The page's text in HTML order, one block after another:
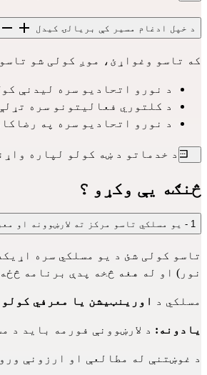
د خپل ادغام مسیر کې بریالۍ کیدل
که تاسو وغواړئ، موږ کولی شو
د نورو اتحادیو سره لیدنې
د کلتوري فعالیتونو سره
د نورو اتحادیو سره په
د خدماتو د ښه کولو لپاره
څنګه یې وکړو ؟
1 - یو مسلکي تاسو مرکز ته لارښوونه او معرفي کوي
تاسو کولی شئ د یو مسلکي سره
نور) او له هغه څخه پدې برنامه
مسلکي د اورینټیشن یا معرفي کولو
یادونه: د لارښوونې فورمه باید د
د غوښتنې له مطالعې او ارزونې